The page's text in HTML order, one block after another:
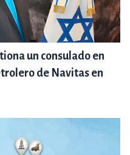
un consulado en
de Navitas en